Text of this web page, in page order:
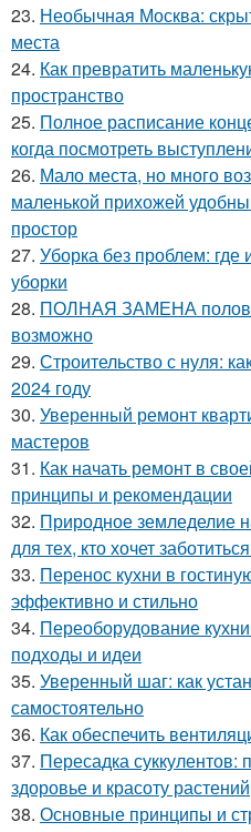
23. Необычная Москва:
места
24. Как превратить
пространство
25. Полное расписание
когда посмотреть
26. Мало места, но много
маленькой прихожей
простор
27. Уборка без проблем: где
уборки
28. ПОЛНАЯ ЗАМЕНА полов
возможно
29. Строительство с нуля:
2024 году
30. Уверенный ремонт
мастеров
31. Как начать ремонт в
принципы и рекомендации
32. Природное земледелие
для тех, кто хочет
33. Перенос кухни в
эффективно и стильно
34. Переоборудование
подходы и идеи
35. Уверенный шаг: как
самостоятельно
36. Как обеспечить
37. Пересадка суккулентов:
здоровье и красоту растений
38. Основные принципы и